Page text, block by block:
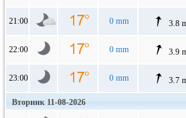
21:00 0 mm 3.8
22:00 0 mm 3.9
23:00 0 mm 3.7
Вторник 11-08-2026